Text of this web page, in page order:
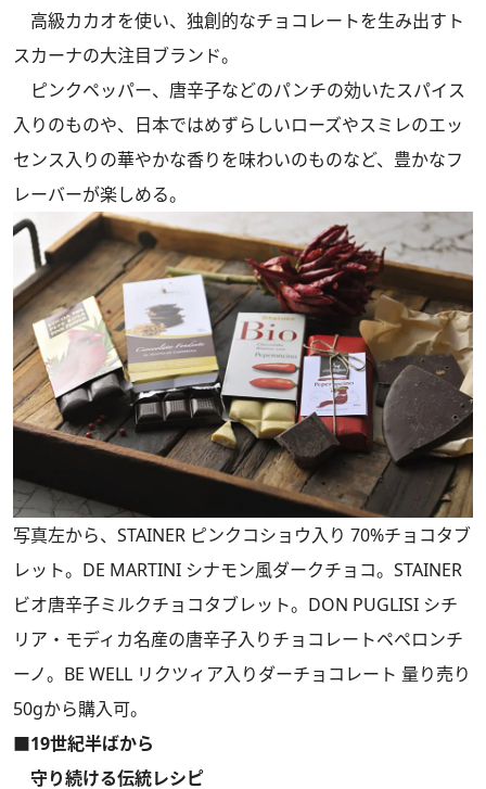
高級カカオを使い、独創的なチョコレートを生み出すト
スカーナの大注目ブランド。
ピンクペッパー、唐辛子などのパンチの効いたスパイス
入りのものや、日本ではめずらしいローズやスミレのエッ
センス入りの華やかな香りを味わいのものなど、豊かなフ
レーバーが楽しめる。
写真左から、STAINER ピンクコショウ入り 70%チョコタブ
レット。DE MARTINI シナモン風ダークチョコ。STAINER
ビオ唐辛子ミルクチョコタブレット。DON PUGLISI シチ
リア・モディカ名産の唐辛子入りチョコレートペペロンチ
ーノ。BE WELL リクツィア入りダーチョコレート 量り売り
50gから購入可。
■19世紀半ばから
守り続ける伝統レシピ